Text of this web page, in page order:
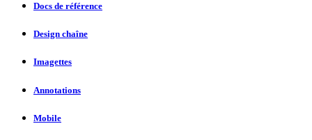
Docs de référence
Design chaîne
Imagettes
Annotations
Mobile